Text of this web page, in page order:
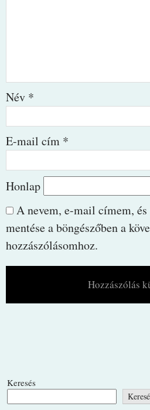
Név *
E-mail cím *
Honlap
A nevem, e-mail címem,
mentése a böngészőben a
hozzászólásomhoz.
Keresés